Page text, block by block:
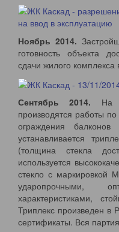
Ноябрь 2014.
готовность объекта
сдачи жилого комплекса
Сентябрь 2014. На
производятся работы
ограждения
устанавливается
(толщина стекла
используется
стекло с маркировкой
ударопрочными,
характеристиками,
Триплекс произведен в
сертификаты. Вся